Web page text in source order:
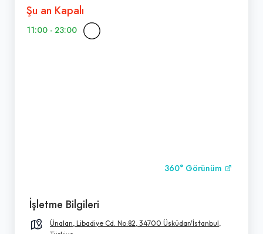
Şu an Kapalı
11:00 - 23:00
360° Görünüm
İşletme Bilgileri
Ünalan, Libadiye Cd. No:82, 34700 Üsküdar/İstanbul,